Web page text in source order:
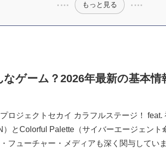
もっと見る
ゲーム？2026年最新の基本情
ロジェクトセカイ カラフルステージ！
）とColorful Palette（サイバーエージェン
フューチャー・メディアも深く関与してい